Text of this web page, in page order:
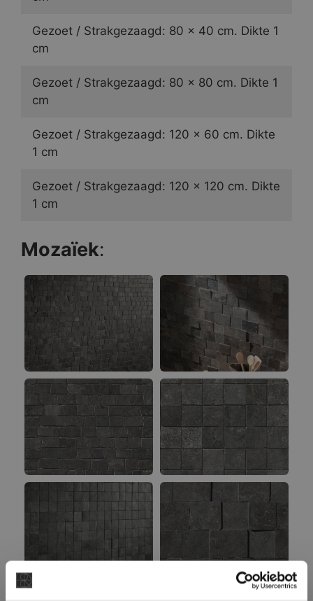
Gezoet / Strakgezaagd: 80 x 40 cm. Dikte 1
cm
Gezoet / Strakgezaagd: 80 x 80 cm. Dikte 1
cm
Gezoet / Strakgezaagd: 120 x 60 cm. Dikte
1 cm
Gezoet / Strakgezaagd: 120 x 120 cm. Dikte
1 cm
Mozaïek: